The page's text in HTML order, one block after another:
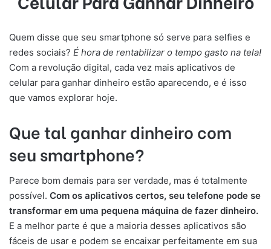
Quem disse que seu smartphone só serve para selfies e
redes sociais? É hora de rentabilizar o tempo gasto na tela!
Com a revolução digital, cada vez mais aplicativos de
celular para ganhar dinheiro estão aparecendo, e é isso
que vamos explorar hoje.
Que tal ganhar dinheiro com
seu smartphone?
Parece bom demais para ser verdade, mas é totalmente
possível. Com os aplicativos certos, seu telefone pode se
transformar em uma pequena máquina de fazer dinheiro.
E a melhor parte é que a maioria desses aplicativos são
fáceis de usar e podem se encaixar perfeitamente em sua